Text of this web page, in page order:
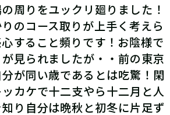
周りをユックリ廻りました！
のコース取りが上手く考えら
すること頻りです！お陰様で
見られましたが・・前の東京
が同い歳であるとは吃驚！閑
カケで十二支やら十二月と人
り自分は晩秋と初冬に片足ず